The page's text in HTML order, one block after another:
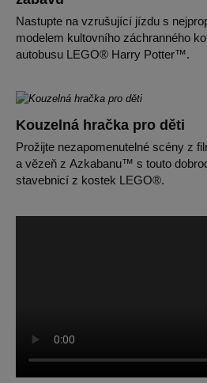
Nastupte na vzrušující jízdu s
modelem kultovního záchranného
autobusu LEGO® Harry Potter™.
Kouzelná hračka pro děti
Prožijte nezapomenutelné scény z
a vězeň z Azkabanu™ s touto
stavebnicí z kostek LEGO®.